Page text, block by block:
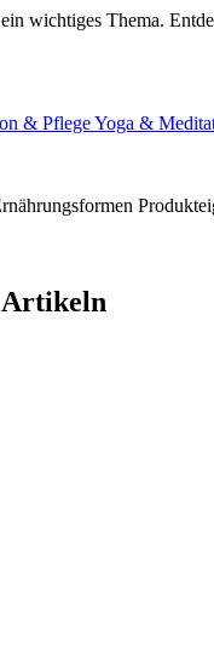
wichtiges Thema.
& PflegeYoga &
Artikeln